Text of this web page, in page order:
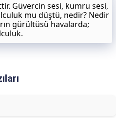
Güvercin sesi, kumru sesi,
mu düştü, nedir? Nedir
gürültüsü havalarda;